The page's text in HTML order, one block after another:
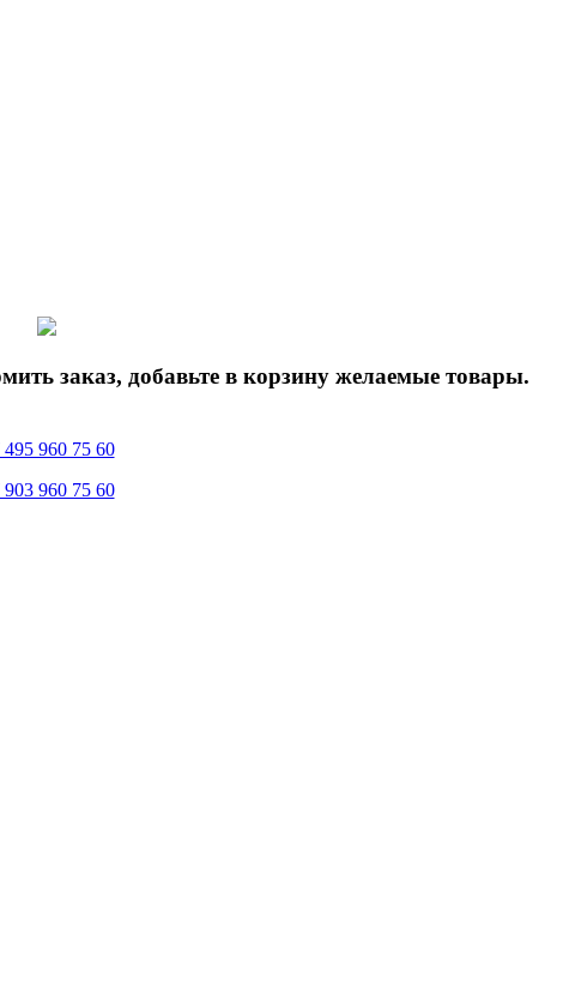
заказ, добавьте в корзину желаемые товары.
495 960 75 60
903 960 75 60